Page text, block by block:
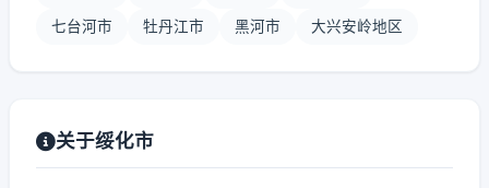
七台河市 牡丹江市 黑河市 大兴安岭地区
关于绥化市